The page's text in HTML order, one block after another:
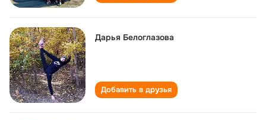
Дарья Белоглазова
Добавить в друзья